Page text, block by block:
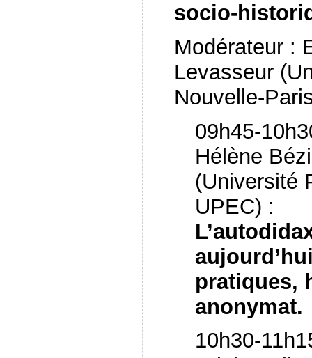
socio-
Modérateur :
Levasseur
Nouvelle-
09h45-
Hélène
(Université
UPEC) :
pratiques,
anonymat.
10h30-